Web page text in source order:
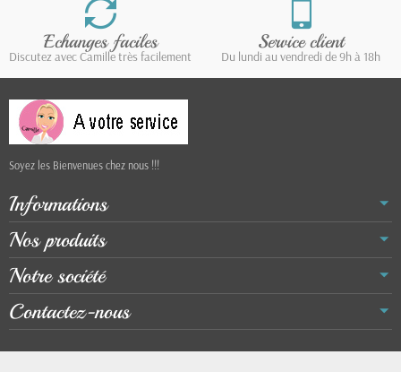
Echanges faciles
Discutez avec Camille très facilement
Service client
Du lundi au vendredi de 9h à 18h
Soyez les Bienvenues chez nous !!!
Informations
Nos produits
Notre société
Contactez-nous